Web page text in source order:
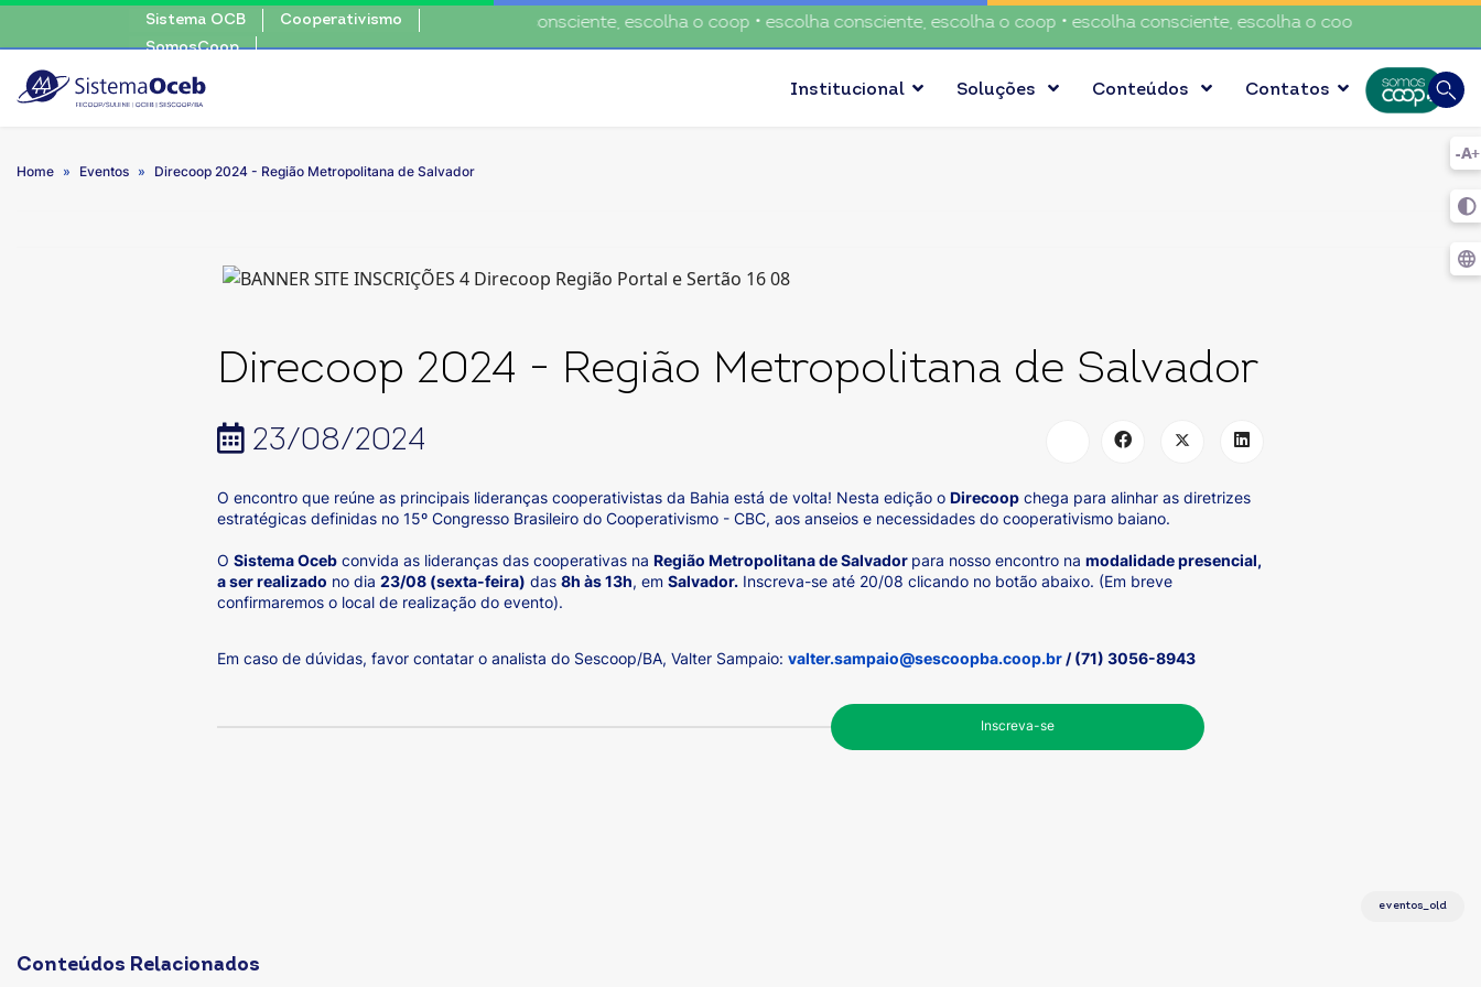
Sistema OCB
Cooperativismo
SomosCoop
escolha consciente, escolha o coop • escolha consciente, escolha o coop • escolha consciente, escolha o coop • escolha
Busca
Institucional Soluções Conteúdos Contatos
Home Eventos Direcoop 2024 - Região Metropolitana de Salvador
Direcoop 2024 - Região Metropolitana de Salvador
23/08/2024
O encontro que reúne as principais lideranças cooperativistas da Bahia está de volta! Nesta edição o Direcoop chega para alinhar as diretrizes
estratégicas definidas no 15º Congresso Brasileiro do Cooperativismo - CBC, aos anseios e necessidades do cooperativismo baiano.
O Sistema Oceb convida as lideranças das cooperativas na Região Metropolitana de Salvador para nosso encontro na modalidade presencial,
a ser realizado no dia 23/08 (sexta-feira) das 8h às 13h, em Salvador. Inscreva-se até 20/08 clicando no botão abaixo. (Em breve
confirmaremos o local de realização do evento).
Em caso de dúvidas, favor contatar o analista do Sescoop/BA, Valter Sampaio: valter.sampaio@sescoopba.coop.br / (71) 3056-8943
Inscreva-se
eventos_old
Conteúdos Relacionados